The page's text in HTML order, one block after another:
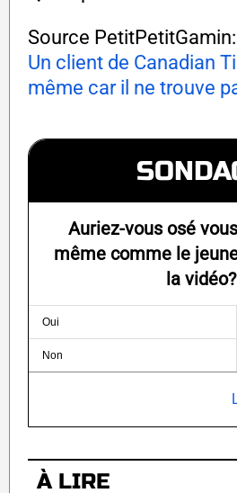
Source PetitPetitGamin:
Un client de Canadian
même car il ne trouve
Auriez-vous osé
même comme le
la vidéo?
Oui
Non
À LIRE